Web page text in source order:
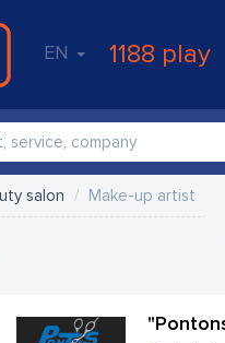
EN 1188 play
salon Make-up artist